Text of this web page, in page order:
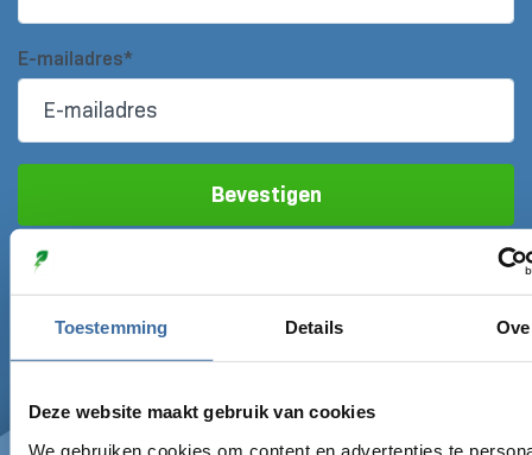
Toestemming Details
Deze website maakt gebruik van cookies
We gebruiken cookies om content en advertenties te
E-mailadres*
Bevestigen